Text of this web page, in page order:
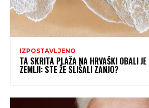
IZPOSTAVLJENO
TA SKRITA PLAŽA NA HRVAŠKI OBALI
ZEMLJI: STE ŽE SLIŠALI ZANJO?